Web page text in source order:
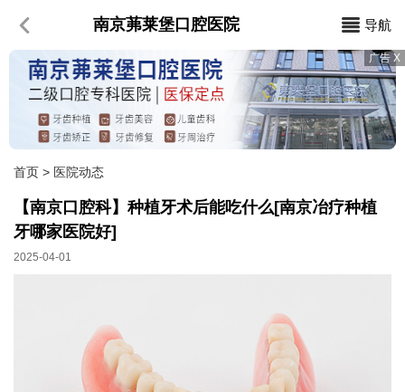
南京茀莱堡口腔医院 导航
首页 > 医院动态
【南京口腔科】种植牙术后能吃什么[南京冶疗种植
牙哪家医院好]
2025-04-01